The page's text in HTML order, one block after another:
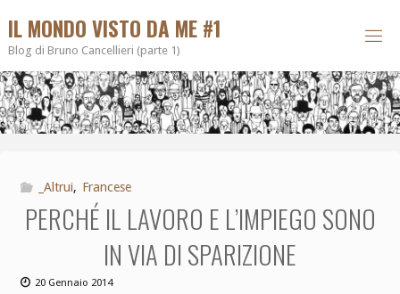
IL MONDO VISTO DA ME #1
Blog di Bruno Cancellieri (parte 1)
_Altrui, Francese
PERCHÉ IL LAVORO E L’IMPIEGO SONO
IN VIA DI SPARIZIONE
20 Gennaio 2014